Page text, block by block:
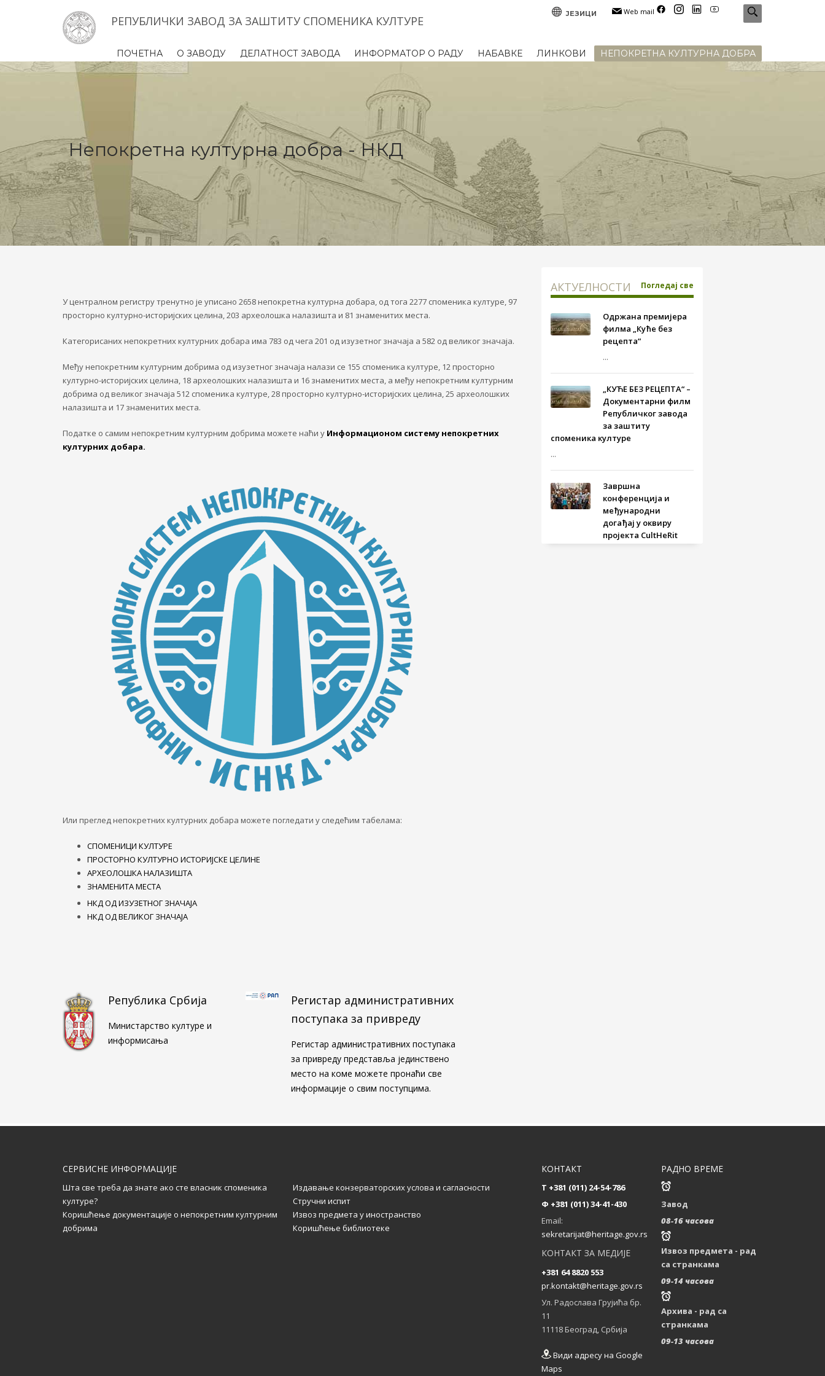
Web mail
ЈЕЗИЦИ
РЕПУБЛИЧКИ ЗАВОД ЗА ЗАШТИТУ СПОМЕНИКА КУЛТУРЕ
ПОЧЕТНА О ЗАВОДУ ДЕЛАТНОСТ ЗАВОДА ИНФОРМАТОР О РАДУ НАБАВКЕ ЛИНКОВИ НЕПОКРЕТНА КУЛТУРНА ДОБРА
Непокретна културна добра - НКД
У централном регистру тренутно jе уписано 2658 непокретна културна добара, од тога 2277 споменика културе, 97
просторно културно-историјских целина, 203 археолошка налазишта и 81 знаменитих места.
Категорисаних непокретних културних добара има 783 од чега 201 од изузетног значаја а 582 од великог значаја.
Међу непокретним културним добрима од изузетног значаја налази се 155 споменика културе, 12 просторно
културно-историјских целина, 18 археолошких налазишта и 16 знаменитих места, а међу непокретним културним
добрима од великог значаја 512 споменика културе, 28 просторно културно-историјских целина, 25 археолошких
налазишта и 17 знаменитих места.
Податке о самим непокретним културним добрима можете наћи у Информационом систему непокретних
културних добара.
Или преглед непокретних културних добара можете погледати у следећим табелама:
СПОМЕНИЦИ КУЛТУРЕ
ПРОСТОРНО КУЛТУРНО ИСТОРИЈСКЕ ЦЕЛИНЕ
АРХЕОЛОШКА НАЛАЗИШТА
ЗНАМЕНИТА МЕСТА
НКД ОД ИЗУЗЕТНОГ ЗНАЧАЈА
НКД ОД ВЕЛИКОГ ЗНАЧАЈА
АКТУЕЛНОСТИ Погледај све
Одржана премијера
филма „Куће без
рецепта“
...
„КУЋЕ БЕЗ РЕЦЕПТА“ –
Документарни филм
Републичког завода
за заштиту
споменика културе
...
Завршна
конференција и
међународни
догађај у оквиру
пројекта CultHeRit
у Прагу (Чешка)
...
Република Србија
Министарство културе и
информисања
Регистар административних
поступака за привреду
Регистар административних поступака
за привреду представља јединствено
место на коме можете пронаћи све
информације о свим поступцима.
СЕРВИСНЕ ИНФОРМАЦИЈЕ
Шта све треба да знате ако сте власник споменика
културе?
Издавање конзерваторских услова и сагласности
Стручни испит
Коришћење документације о непокретним културним
добрима
Извоз предмета у иностранство
Коришћење библиотеке
КОНТАКТ
T +381 (011) 24-54-786
Ф +381 (011) 34-41-430
Email:
sekretarijat@heritage.gov.rs
КОНТАКТ ЗА МЕДИЈЕ
+381 64 8820 553
pr.kontakt@heritage.gov.rs
Ул. Радослава Грујића бр.
11
11118 Београд, Србија
Види адресу на Google
Maps
РАДНО ВРЕМЕ
Завод
08-16 часова
Извоз предмета - рад
са странкама
09-14 часова
Архива - рад са
странкама
09-13 часова